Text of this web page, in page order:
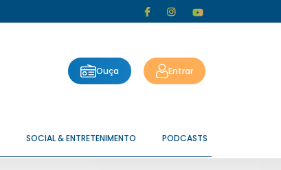
Ouça Entrar
SOCIAL & ENTRETENIMENTO PODCASTS